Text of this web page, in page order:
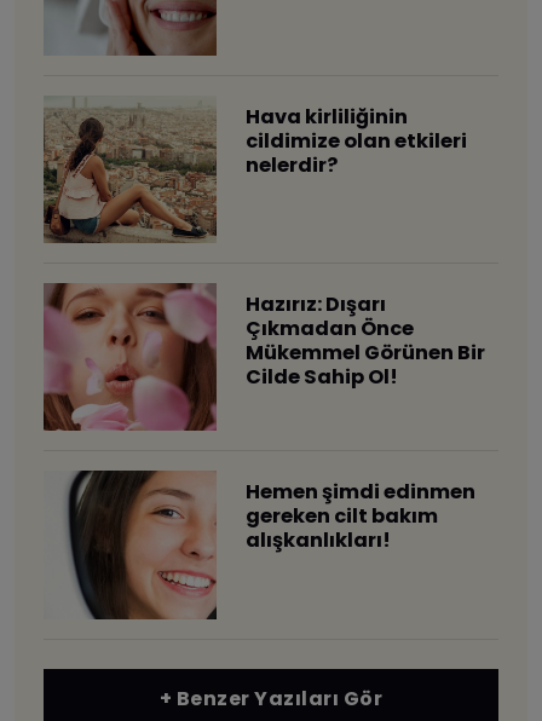
Hava kirliliğinin
cildimize olan etkileri
nelerdir?
Hazırız: Dışarı
Çıkmadan Önce
Mükemmel Görünen Bir
Cilde Sahip Ol!
Hemen şimdi edinmen
gereken cilt bakım
alışkanlıkları!
+ Benzer Yazıları Gör